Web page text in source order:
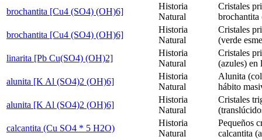
brochantita [Cu4 (SO4) (OH)6]
Historia
Natural
Cristales
brochantita
brochantita [Cu4 (SO4) (OH)6]
Historia
Natural
Cristales
(verde
linarita [Pb Cu(SO4) (OH)2]
Historia
Natural
Cristales
(azules) en
alunita [K Al (SO4)2 (OH)6]
Historia
Natural
Alunita
hábito
alunita [K Al (SO4)2 (OH)6]
Historia
Natural
Cristales
calcantita (Cu SO4 * 5 H2O)
Historia
Natural
Pequeños
calcantita